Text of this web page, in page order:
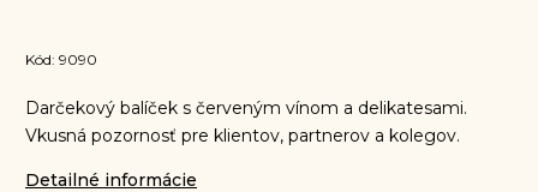
Kód: 9090
Darčekový balíček s červeným vínom a delikatesami.
Vkusná pozornosť pre klientov, partnerov a kolegov.
Detailné informácie